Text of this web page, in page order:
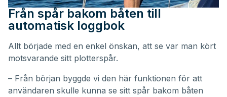
Från spår bakom båten till
automatisk loggbok
Allt började med en enkel önskan, att se var man kört
motsvarande sitt plotterspår.
– Från början byggde vi den här funktionen för att
användaren skulle kunna se sitt spår bakom båten